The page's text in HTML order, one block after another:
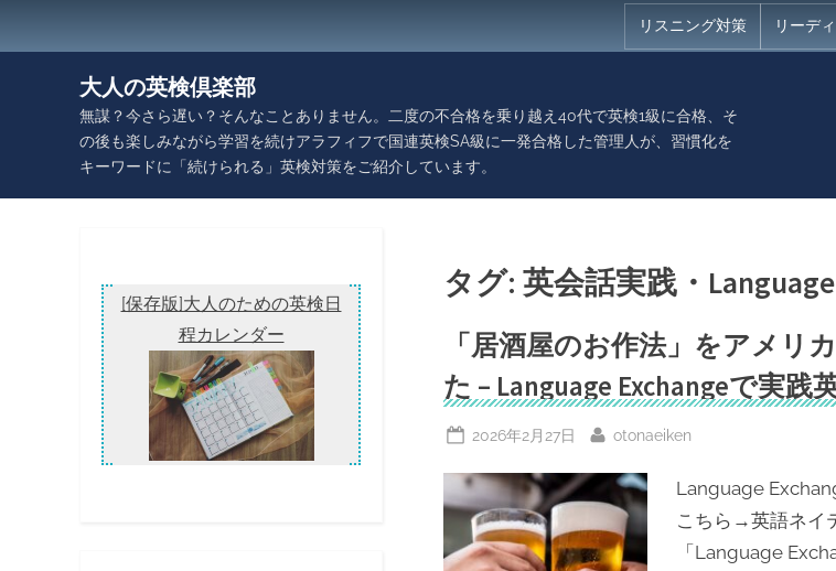
to
リスニング対策 リーデ
大人の英検倶楽部
無謀？今さら遅い？そんなことありません。二度の不合格を乗り越え40代で英検1級に合格、そ
の後も楽しみながら学習を続けアラフィフで国連英検SA級に一発合格した管理人が、習慣化を
キーワードに「続けられる」英検対策をご紹介しています。
タグ: 英会話実践・
「居酒屋のお作法」をアメリ
た – Language Exchangeで実践
Posted
2026年2月27日 By
otonaeiken
Language
こちら→英語ネイ
「Language
[保存版]大人のための英検日
程カレンダー